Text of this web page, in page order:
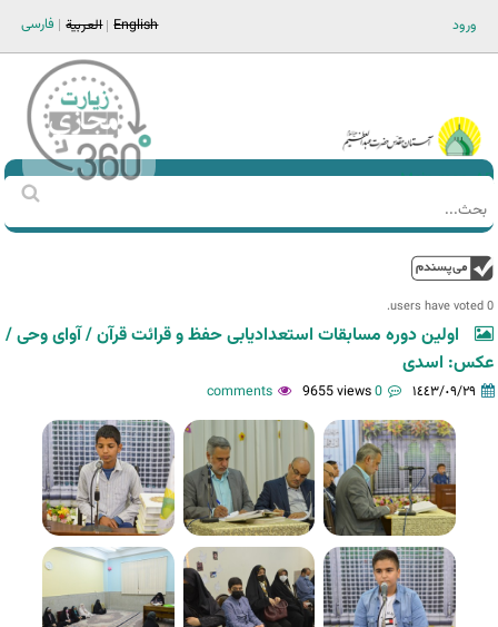
ورود فارسی العربية English
Main men-AR
استمارة
‏
0 users have voted.
اولین دوره مسابقات استعدادیابی حفظ و قرائت قرآن / آوای وحی /
عکس: اسدی
١٤٤٣/٠٩/٢٩ 0 comments
9655 views